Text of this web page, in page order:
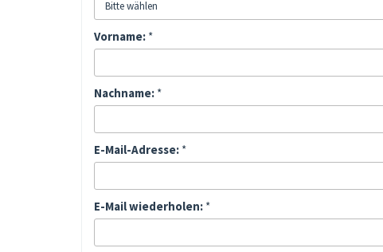
Vorname: *
Nachname: *
E-Mail-Adresse: *
E-Mail wiederholen: *